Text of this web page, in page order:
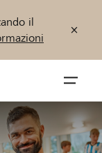
il
öffnen